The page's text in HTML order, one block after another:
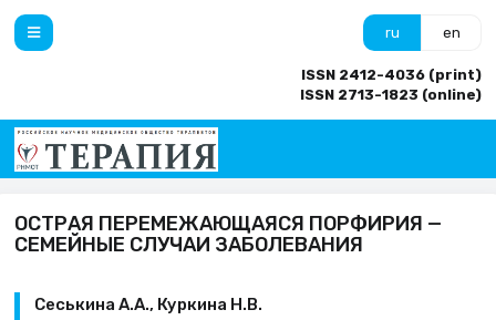
ru en
ISSN 2412-4036 (print)
ISSN 2713-1823 (online)
ОСТРАЯ ПЕРЕМЕЖАЮЩАЯСЯ ПОРФИРИЯ —
СЕМЕЙНЫЕ СЛУЧАИ ЗАБОЛЕВАНИЯ
Сеськина А.А., Куркина Н.В.